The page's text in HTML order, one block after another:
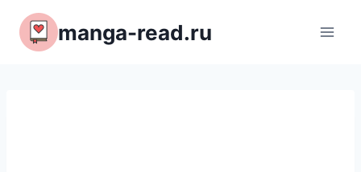
Перейти
содержимому
manga-read.ru